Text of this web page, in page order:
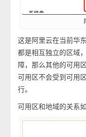
这是阿里云在当前华
都是相互独立的区域
障，那么其他的可用
可用区不会受到可用
行。
可用区和地域的关系如